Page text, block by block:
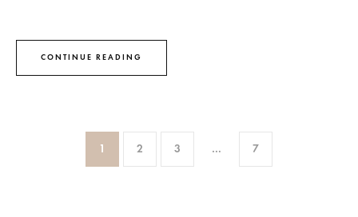
CONTINUE READING
1 2 3 … 7